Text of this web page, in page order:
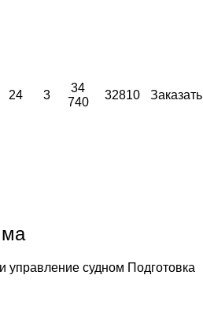
24 3
34
740
32810 Заказать
управление судном Подготовка